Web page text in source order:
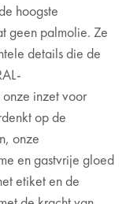
hoogste
geen palmolie. Ze
details die de
inzet voor
op de
onze
en gastvrije gloed
etiket en de